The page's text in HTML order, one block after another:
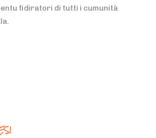
fidiratori di tutti i cumunità